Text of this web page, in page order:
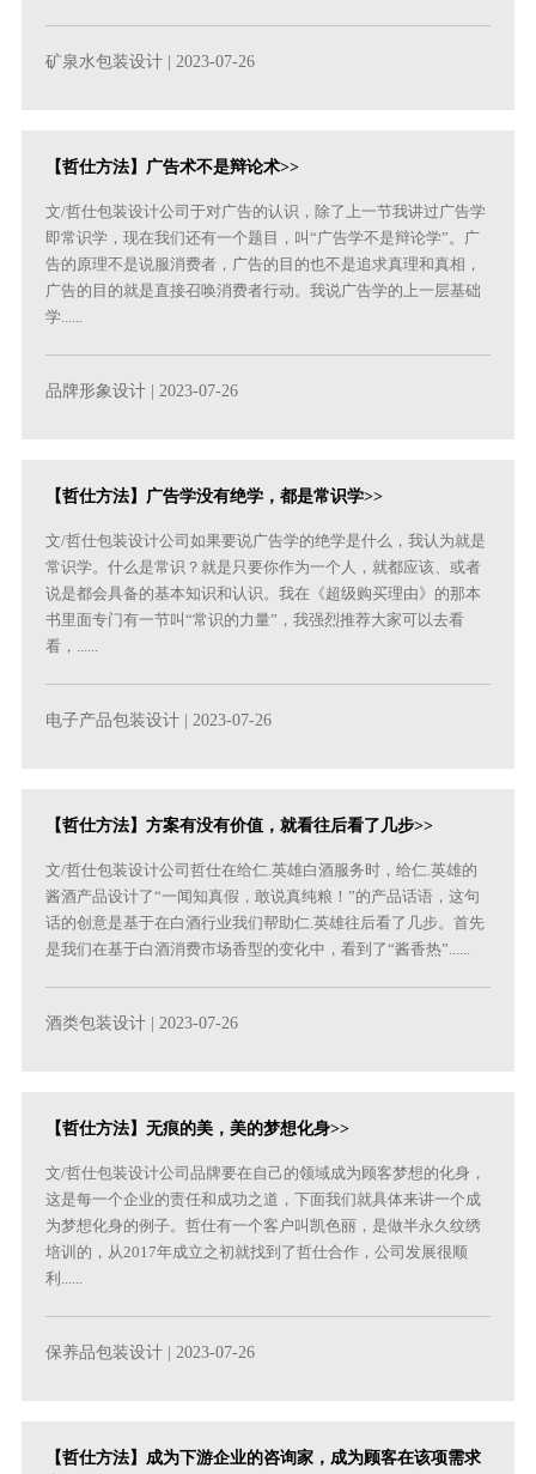
矿泉水包装设计 | 2023-07-26
【哲仕方法】广告术不是辩论术>>
文/哲仕包装设计公司于对广告的认识，除了上一节我讲过广告学
即常识学，现在我们还有一个题目，叫“广告学不是辩论学”。广
告的原理不是说服消费者，广告的目的也不是追求真理和真相，
广告的目的就是直接召唤消费者行动。我说广告学的上一层基础
学......
品牌形象设计 | 2023-07-26
【哲仕方法】广告学没有绝学，都是常识学>>
文/哲仕包装设计公司如果要说广告学的绝学是什么，我认为就是
常识学。什么是常识？就是只要你作为一个人，就都应该、或者
说是都会具备的基本知识和认识。我在《超级购买理由》的那本
书里面专门有一节叫“常识的力量”，我强烈推荐大家可以去看
看，......
电子产品包装设计 | 2023-07-26
【哲仕方法】方案有没有价值，就看往后看了几步>>
文/哲仕包装设计公司哲仕在给仁.英雄白酒服务时，给仁.英雄的
酱酒产品设计了“一闻知真假，敢说真纯粮！”的产品话语，这句
话的创意是基于在白酒行业我们帮助仁.英雄往后看了几步。首先
是我们在基于白酒消费市场香型的变化中，看到了“酱香热”......
酒类包装设计 | 2023-07-26
【哲仕方法】无痕的美，美的梦想化身>>
文/哲仕包装设计公司品牌要在自己的领域成为顾客梦想的化身，
这是每一个企业的责任和成功之道，下面我们就具体来讲一个成
为梦想化身的例子。哲仕有一个客户叫凯色丽，是做半永久纹绣
培训的，从2017年成立之初就找到了哲仕合作，公司发展很顺
利......
保养品包装设计 | 2023-07-26
【哲仕方法】成为下游企业的咨询家，成为顾客在该项需求